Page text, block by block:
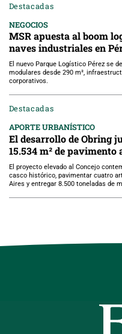
Destacadas
NEGOCIOS
MSR apuesta al boom
naves industriales en
El nuevo Parque Logístico Pérez se
modulares desde 290 m²,
corporativos.
Destacadas
APORTE URBANÍSTICO
El desarrollo de Obring
15.534 m² de pavimento
El proyecto elevado al Concejo
casco histórico, pavimentar cuatro
Aires y entregar 8.500 toneladas de